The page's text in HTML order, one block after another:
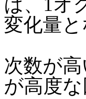
変化量と
次数が
が高度